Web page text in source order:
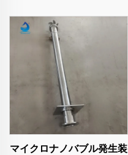
マイクロナノバブル発生装